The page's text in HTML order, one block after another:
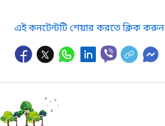
এই কনটেন্টটি শেয়ার করতে ক্লিক করুন